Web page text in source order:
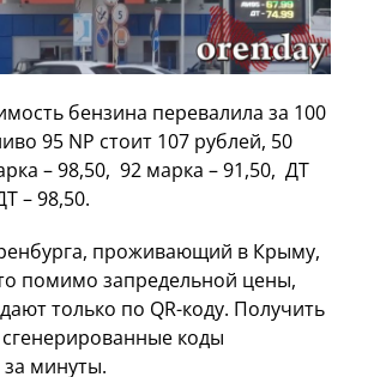
бензина перевалила за 100
95 NP стоит 107 рублей, 50
– 98,50, 92 марка – 91,50, ДТ
– 98,50.
проживающий в Крыму,
помимо запредельной цены,
только по QR-коду. Получить
коды
за минуты.